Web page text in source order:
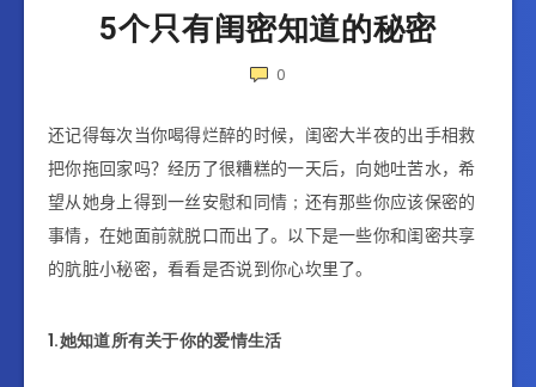
5个只有闺密知道的秘密
0
还记得每次当你喝得烂醉的时候，闺密大半夜的出手相救
把你拖回家吗？经历了很糟糕的一天后，向她吐苦水，希
望从她身上得到一丝安慰和同情 ； 还有那些你应该保密的
事情，在她面前就脱口而出了。以下是一些你和闺密共享
的肮脏小秘密，看看是否说到你心坎里了。
1.她知道所有关于你的爱情生活